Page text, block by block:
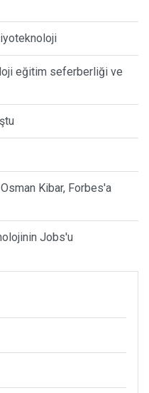
eğitim seferberliği ve
Kibar, Forbes'a
Jobs'u